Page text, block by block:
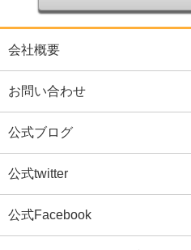
会社概要
お問い合わせ
公式ブログ
公式twitter
公式Facebook